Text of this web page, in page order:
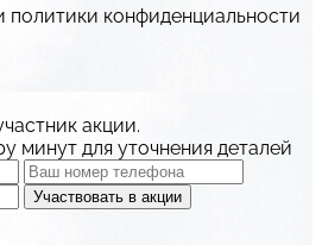
политики конфиденциальности
акции.
минут для уточнения деталей
Участвовать в акции